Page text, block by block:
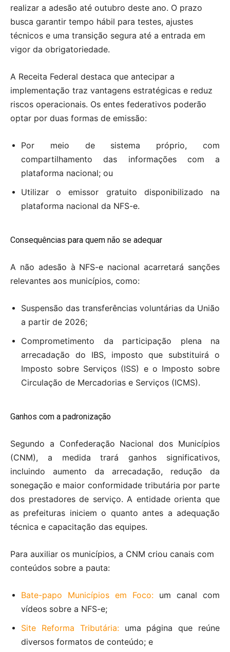
realizar a adesão até outubro deste ano. O prazo
busca garantir tempo hábil para testes, ajustes
técnicos e uma transição segura até a entrada em
vigor da obrigatoriedade.
A Receita Federal destaca que antecipar a
implementação traz vantagens estratégicas e reduz
riscos operacionais. Os entes federativos poderão
optar por duas formas de emissão:
Por meio de sistema próprio, com
compartilhamento das informações com a
plataforma nacional; ou
Utilizar o emissor gratuito disponibilizado na
plataforma nacional da NFS-e.
Consequências para quem não se adequar
A não adesão à NFS-e nacional acarretará sanções
relevantes aos municípios, como:
Suspensão das transferências voluntárias da União
a partir de 2026;
Comprometimento da participação plena na
arrecadação do IBS, imposto que substituirá o
Imposto sobre Serviços (ISS) e o Imposto sobre
Circulação de Mercadorias e Serviços (ICMS).
Ganhos com a padronização
Segundo a Confederação Nacional dos Municípios
(CNM), a medida trará ganhos significativos,
incluindo aumento da arrecadação, redução da
sonegação e maior conformidade tributária por parte
dos prestadores de serviço. A entidade orienta que
as prefeituras iniciem o quanto antes a adequação
técnica e capacitação das equipes.
Para auxiliar os municípios, a CNM criou canais com
conteúdos sobre a pauta:
Bate-papo Municípios em Foco: um canal com
vídeos sobre a NFS-e;
Site Reforma Tributária: uma página que reúne
diversos formatos de conteúdo; e